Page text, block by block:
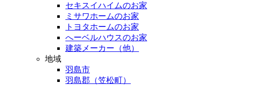
セキスイハイムのお家
ミサワホームのお家
トヨタホームのお家
へーベルハウスのお家
建築メーカー（他）
地域
羽島市
羽島郡（笠松町）